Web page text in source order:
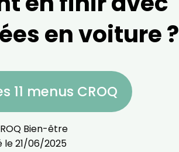
en voiture ?
11 menus CROQ
Bien-être
le21/06/2025